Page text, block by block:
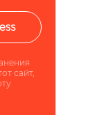
сайт,